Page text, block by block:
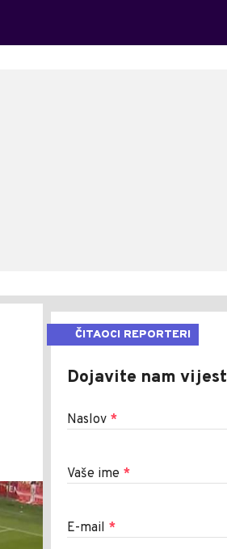
ČITAOCI REPORTERI
Dojavite nam vijest
Naslov *
Vaše ime *
E-mail *